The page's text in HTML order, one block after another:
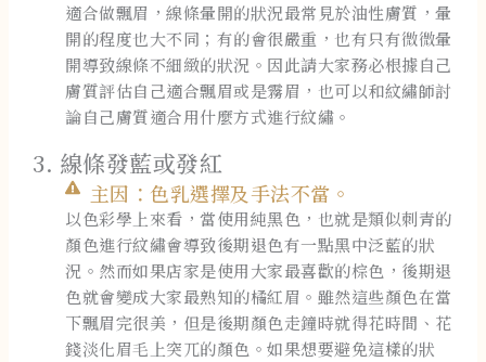
適合做飄眉，線條暈開的狀況最常見於油性膚質，暈
開的程度也大不同；有的會很嚴重，也有只有微微暈
開導致線條不細緻的狀況。因此請大家務必根據自己
膚質評估自己適合飄眉或是霧眉，也可以和紋繡師討
論自己膚質適合用什麼方式進行紋繡。
3. 線條發藍或發紅
主因：色乳選擇及手法不當。
以色彩學上來看，當使用純黑色，也就是類似刺青的
顏色進行紋繡會導致後期退色有一點黑中泛藍的狀
況。然而如果店家是使用大家最喜歡的棕色，後期退
色就會變成大家最熟知的橘紅眉。雖然這些顏色在當
下飄眉完很美，但是後期顏色走鐘時就得花時間、花
錢淡化眉毛上突兀的顏色。如果想要避免這樣的狀